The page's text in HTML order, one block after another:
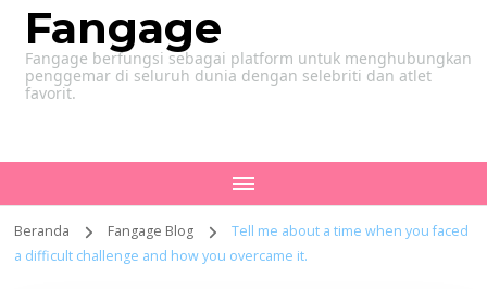
Fangage
Fangage berfungsi sebagai platform untuk menghubungkan
penggemar di seluruh dunia dengan selebriti dan atlet
favorit.
Beranda Fangage Blog
Tell me about a time when you faced
a difficult challenge and how you overcame it.